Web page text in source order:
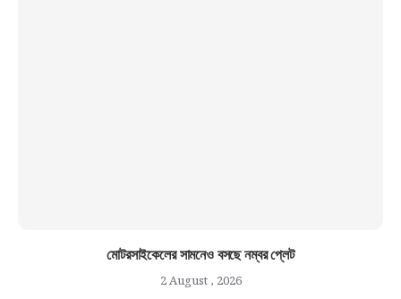
মোটরসাইকেলের সামনেও বসছে নম্বর প্লেট
2 August , 2026